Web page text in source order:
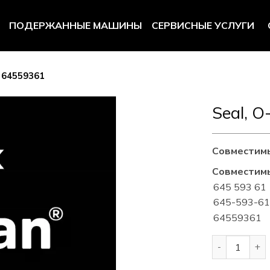
ПОДЕРЖАННЫЕ МАШИНЫ СЕРВИСНЫЕ УСЛУГИ
Seal,
645 593 61
645-593-61
64559361